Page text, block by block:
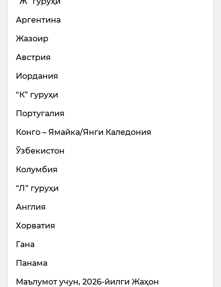
Аргентина
Жазоир
Австрия
Иордания
“К” гуруҳи
Португалия
Конго – Ямайка/Янги Каледония
Ўзбекистон
Колумбия
“Л” гуруҳи
Англия
Хорватия
Гана
Панама
Маълумот учун, 2026-йилги Жаҳон